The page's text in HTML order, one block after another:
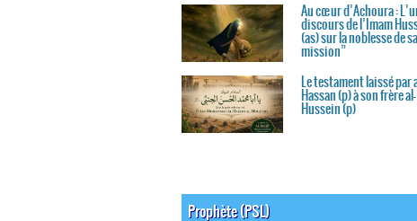
Au cœur d’Achoura :
discours de l’Imam
(as) sur la noblesse de sa
mission”
Le testament laissé par
Hassan (p) à son frère al-
Hussein (p)
Prophète (PSL)